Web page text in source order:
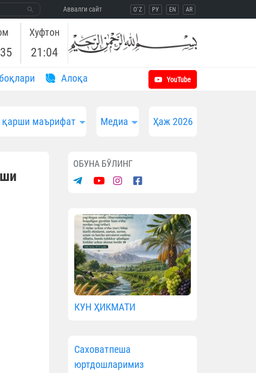
Aввалги сайт O`Z РУ EN AR
Хуфтон
21:04
Aлоқа YouTube
қарши маърифат Медиа Ҳаж 2026
ОБУНА БЎЛИНГ
КУН ҲИКМАТИ
Саховатпеша
юртдошларимиз